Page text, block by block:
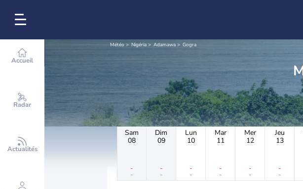
Accueil
Radar
Actualités
Météo Nigéria Adamawa Gogra
Sam
08
-
-
Dim
09
-
-
Lun
10
-
-
Mar
11
-
-
Mer
12
-
-
Jeu
13
-
-